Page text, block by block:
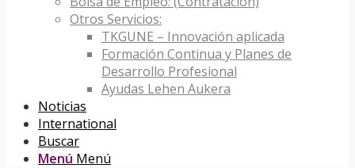
Otros Servicios:
TKGUNE – Innovación aplicada
Formación Continua y Planes de
Desarrollo Profesional
Ayudas Lehen Aukera
Noticias
International
Buscar
Menú Menú